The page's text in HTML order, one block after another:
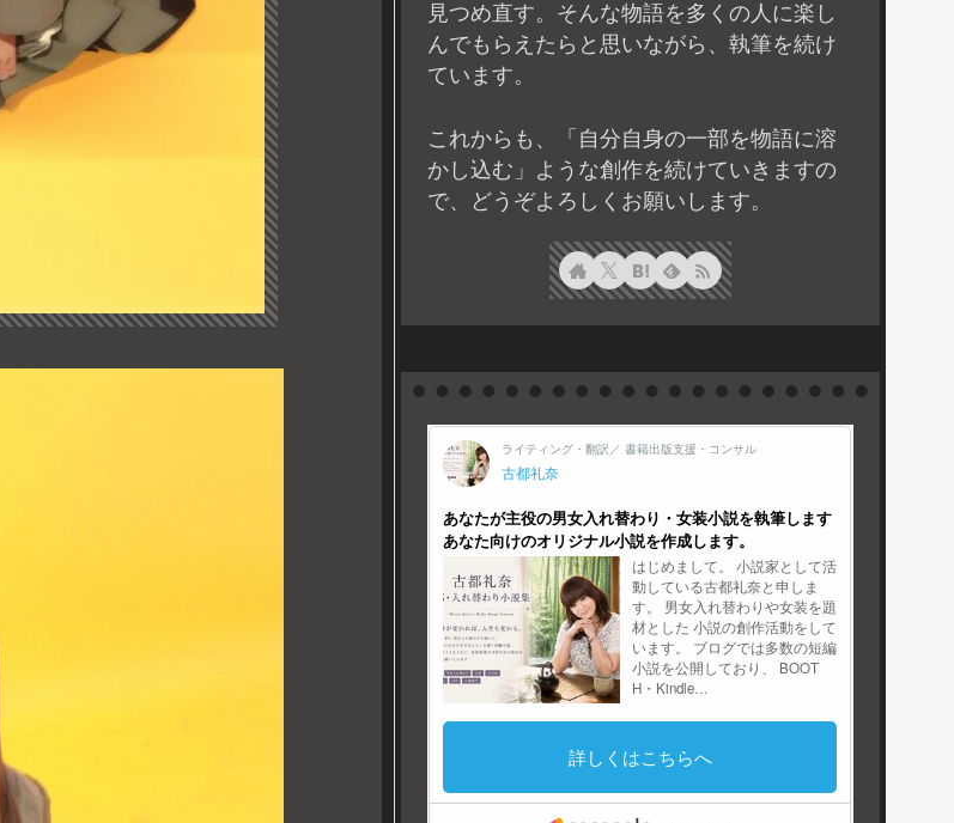
見つめ直す。そんな物語を多くの人に楽し
んでもらえたらと思いながら、執筆を続け
ています。
これからも、「自分自身の一部を物語に溶
かし込む」ような創作を続けていきますの
で、どうぞよろしくお願いします。